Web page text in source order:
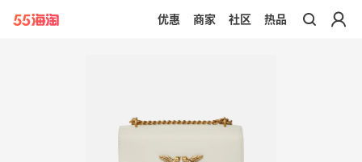
带你去官网买正品
优惠 商家 社区 热品